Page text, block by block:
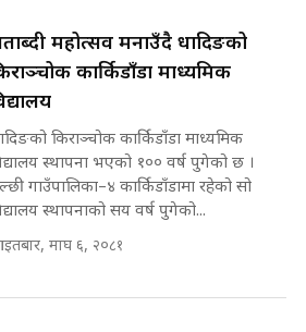
महोत्सव मनाउँदै धादिङको
कार्किडाँडा माध्यमिक
किराञ्चोक कार्किडाँडा माध्यमिक
स्थापना भएको १०० वर्ष पुगेको छ ।
गाउँपालिका–४ कार्किडाँडामा रहेको सो
स्थापनाको सय वर्ष पुगेको...
माघ ६, २०८१